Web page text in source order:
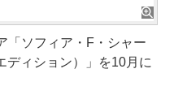
ソフィア・F・シャー
ディション）」を10月に